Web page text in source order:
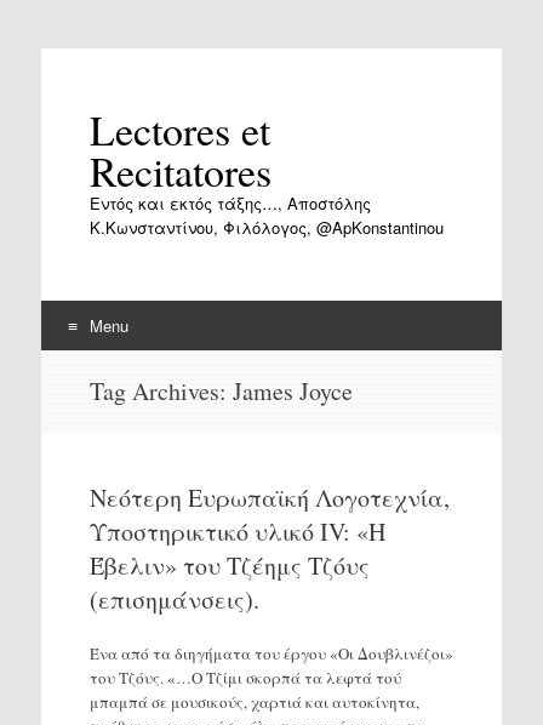
Lectores et
Recitatores
Εντός και εκτός τάξης…, Αποστόλης
Κ.Κωνσταντίνου, Φιλόλογος, @ApKonstantinou
Menu
Tag Archives: James Joyce
Νεότερη Ευρωπαϊκή Λογοτεχνία,
Υποστηρικτικό υλικό ΙV: «Η
Έβελιν» του Tζέημς Τζόυς
(επισημάνσεις).
Ένα από τα διηγήματα του έργου «Οι Δουβλινέζοι»
του Τζόυς. «…Ο Τζίμι σκορπά τα λεφτά τού
μπαμπά σε μουσικούς, χαρτιά και αυτοκίνητα,